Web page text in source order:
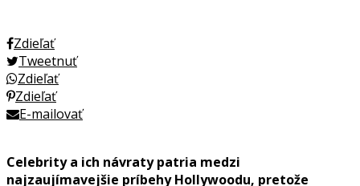
Zdieľať
Tweetnuť
Zdieľať
Zdieľať
E-mailovať
Celebrity a ich návraty patria medzi
najzaujímavejšie príbehy Hollywoodu, pretože